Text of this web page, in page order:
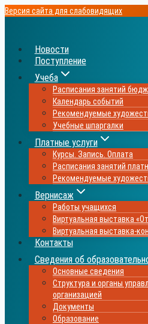
Перейти
Версия сайта для слабовидящих
Новости
Поступление
Учеба
Расписания занятий
Календарь событий
Рекомендуемые
Учебные шпаргалки
Платные услуги
Курсы. Запись. Оплата
Расписания занятий
Рекомендуемые
Вернисаж
Работы учащихся
Виртуальная выставка
Виртуальная выставка-
Контакты
Сведения об
Основные сведения
Структура и органы
организацией
Документы
Образование